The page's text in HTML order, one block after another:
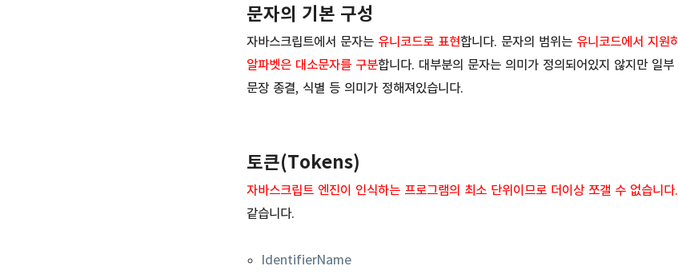
문자의 기본 구성
자바스크립트에서 문자는 유니코드로 표현합니다. 문자의 범위는 유니코드에서 지원
알파벳은 대소문자를 구분합니다. 대부분의 문자는 의미가 정의되어있지 않지만 일
문장 종결, 식별 등 의미가 정해져있습니다.
토큰(Tokens)
자바스크립트 엔진이 인식하는 프로그램의 최소 단위이므로 더이상 쪼갤 수 없습니다.
같습니다.
IdentifierName